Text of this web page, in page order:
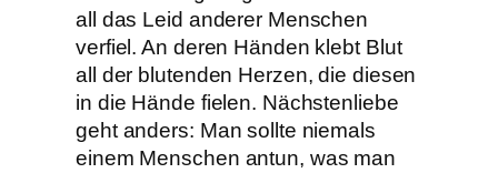
all das Leid anderer Menschen
verfiel. An deren Händen klebt Blut
all der blutenden Herzen, die diesen
in die Hände fielen. Nächstenliebe
geht anders: Man sollte niemals
einem Menschen antun, was man